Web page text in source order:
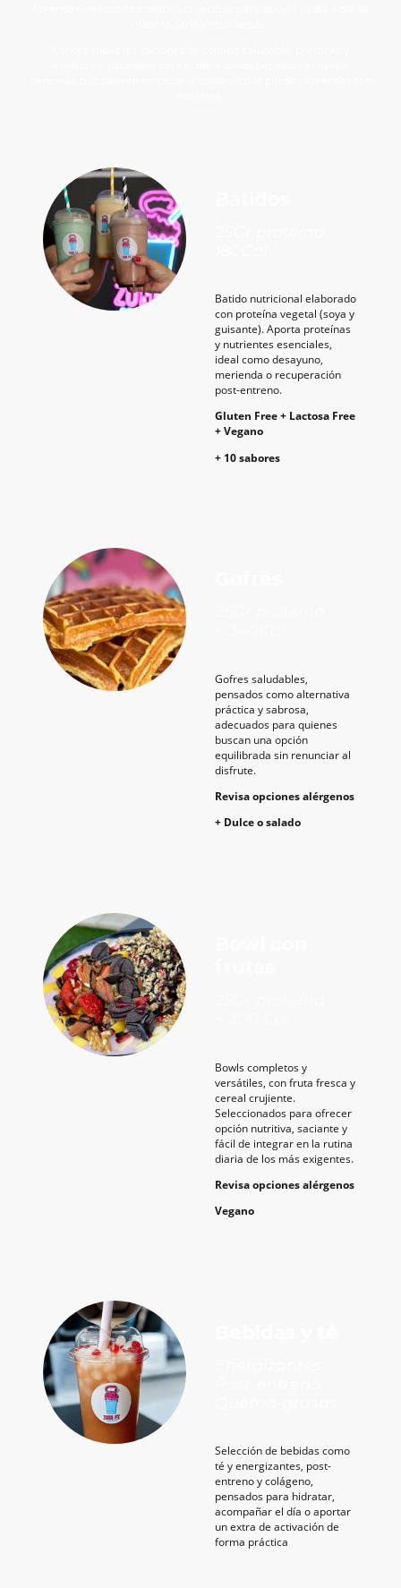
Batido nutricional elaborado
con proteína vegetal (soya y
guisante). Aporta proteínas
y nutrientes esenciales,
ideal como desayuno,
merienda o recuperación
post-entreno.
Gluten Free + Lactosa Free
+ Vegano
+ 10 sabores
Gofres saludables,
pensados como alternativa
práctica y sabrosa,
adecuados para quienes
buscan una opción
equilibrada sin renunciar al
disfrute.
Revisa opciones alérgenos
+ Dulce o salado
Bowls completos y
versátiles, con fruta fresca y
cereal crujiente.
Seleccionados para ofrecer
opción nutritiva, saciante y
fácil de integrar en la rutina
diaria de los más exigentes.
Revisa opciones alérgenos
Vegano
Selección de bebidas como
té y energizantes, post-
entreno y colágeno,
pensados para hidratar,
acompañar el día o aportar
un extra de activación de
forma práctica